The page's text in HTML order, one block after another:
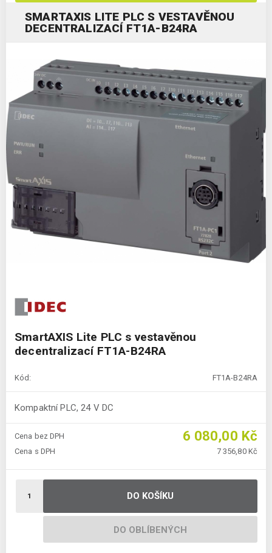
SMARTAXIS LITE PLC S VESTAVĚNOU
DECENTRALIZACÍ FT1A-B24RA
SmartAXIS Lite PLC s vestavěnou
decentralizací FT1A-B24RA
Kód: FT1A-B24RA
Kompaktní PLC, 24 V DC
Cena bez DPH 6 080,00 Kč
Cena s DPH 7 356,80 Kč
DO KOŠÍKU
DO OBLÍBENÝCH